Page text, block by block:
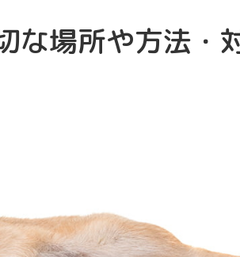
な場所や方法・